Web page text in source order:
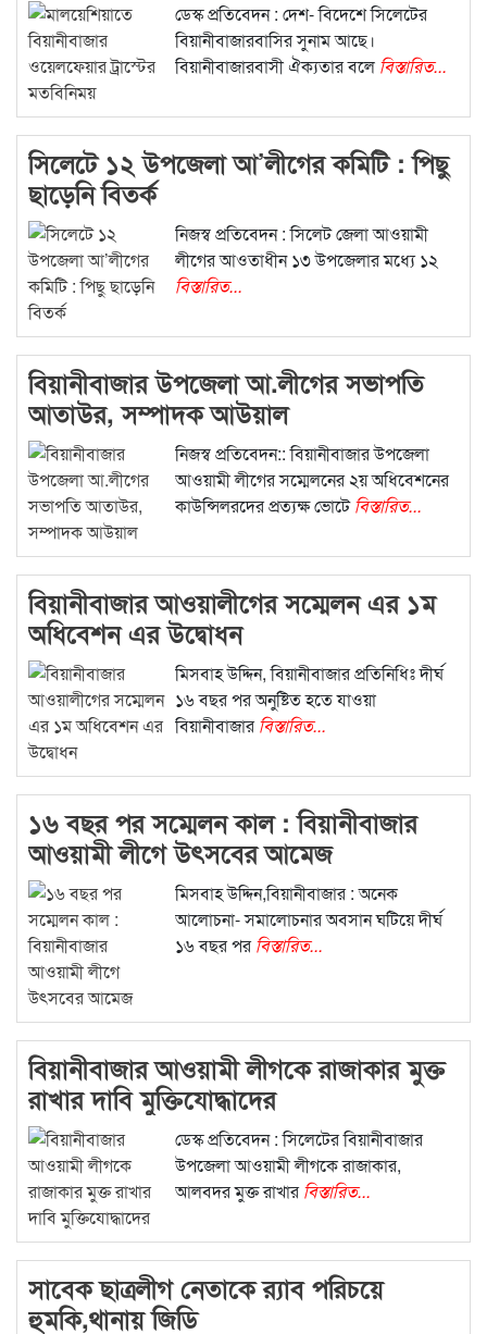
ডেস্ক প্রতিবেদন : দেশ- বিদেশে সিলেটের
বিয়ানীবাজারবাসির সুনাম আছে।
বিয়ানীবাজারবাসী ঐক্যতার বলে বিস্তারিত...
সিলেটে ১২ উপজেলা আ’লীগের কমিটি : পিছু
ছাড়েনি বিতর্ক
নিজস্ব প্রতিবেদন : সিলেট জেলা আওয়ামী
লীগের আওতাধীন ১৩ উপজেলার মধ্যে ১২
বিস্তারিত...
বিয়ানীবাজার উপজেলা আ.লীগের সভাপতি
আতাউর, সম্পাদক আউয়াল
নিজস্ব প্রতিবেদন:: বিয়ানীবাজার উপজেলা
আওয়ামী লীগের সম্মেলনের ২য় অধিবেশনের
কাউন্সিলরদের প্রত্যক্ষ ভোটেবিস্তারিত...
বিয়ানীবাজার আওয়ালীগের সম্মেলন এর ১ম
অধিবেশন এর উদ্বোধন
মিসবাহ উদ্দিন, বিয়ানীবাজার প্রতিনিধিঃ দীর্ঘ
১৬ বছর পর অনুষ্টিত হতে যাওয়া
বিয়ানীবাজারবিস্তারিত...
১৬ বছর পর সম্মেলন কাল : বিয়ানীবাজার
আওয়ামী লীগে উৎসবের আমেজ
মিসবাহ উদ্দিন,বিয়ানীবাজার : অনেক
আলোচনা- সমালোচনার অবসান ঘটিয়ে দীর্ঘ
১৬ বছর পরবিস্তারিত...
বিয়ানীবাজার আওয়ামী লীগকে রাজাকার মুক্ত
রাখার দাবি মুক্তিযোদ্ধাদের
ডেস্ক প্রতিবেদন : সিলেটের বিয়ানীবাজার
উপজেলা আওয়ামী লীগকে রাজাকার,
আলবদর মুক্ত রাখারবিস্তারিত...
সাবেক ছাত্রলীগ নেতাকে র‌্যাব পরিচয়ে
হুমকি,থানায় জিডি